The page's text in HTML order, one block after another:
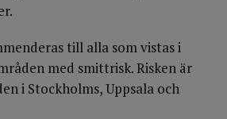
till alla som vistas i
med smittrisk. Risken är
i Stockholms, Uppsala och